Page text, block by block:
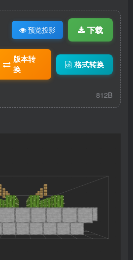
预览投影 下载
版本转
换
格式转换
812B